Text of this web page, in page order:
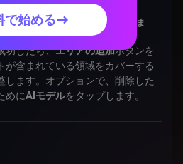
ターマーク領域をハイライトしま
功したら、エリアの追加ボタンを
が含まれている領域をカバーする
します。オプションで、削除した
めにAIモデルをタップします。
で始める→